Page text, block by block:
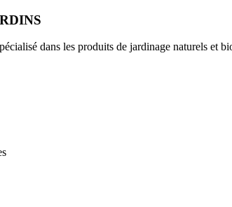
dans les produits de jardinage naturels